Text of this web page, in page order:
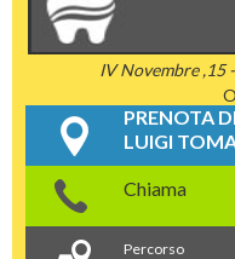
IV Novembre ,15
PRENOTA
LUIGI
Chiama
Percorso